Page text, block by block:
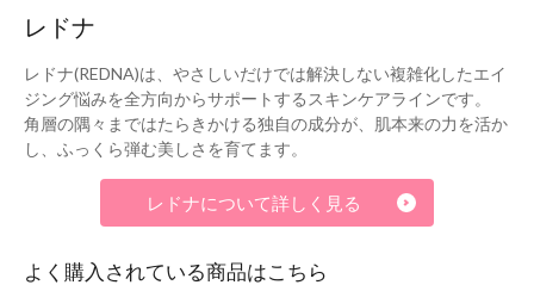
レドナ
レドナ(REDNA)は、やさしいだけでは解決しない複雑化したエイ
ジング悩みを全方向からサポートするスキンケアラインです。
角層の隅々まではたらきかける独自の成分が、肌本来の力を活か
し、ふっくら弾む美しさを育てます。
レドナについて詳しく見る
よく購入されている商品はこちら